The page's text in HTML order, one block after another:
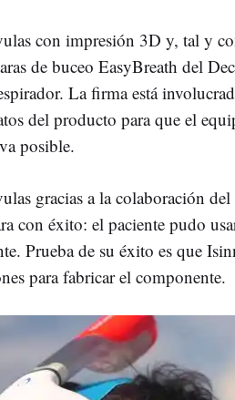
con impresión 3D y, tal y
de buceo EasyBreath del
La firma está
del producto para que el
posible.
gracias a la colaboración
con éxito: el paciente pudo
Prueba de su éxito es que
para fabricar el componente.